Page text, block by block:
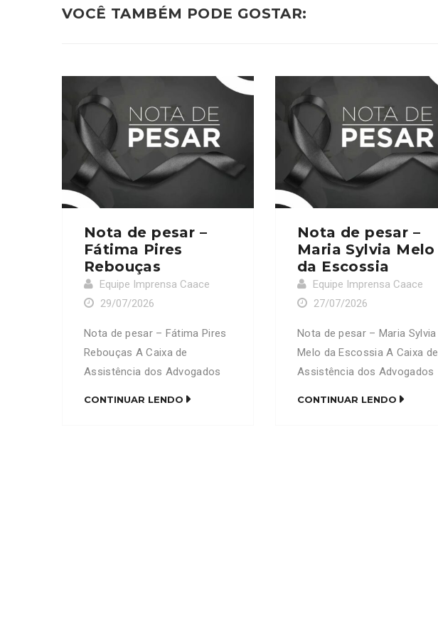
VOCÊ TAMBÉM PODE GOSTAR:
Nota de pesar –
Fátima Pires
Rebouças
Equipe Imprensa Caace
29/07/2026
Nota de pesar – Fátima Pires
Rebouças A Caixa de
Assistência dos Advogados
CONTINUAR LENDO
Nota de pesar –
Maria Sylvia Melo
da Escossia
Equipe Imprensa Caace
27/07/2026
Nota de pesar – Maria Sylvia
Melo da Escossia A Caixa de
Assistência dos Advogados
CONTINUAR LENDO